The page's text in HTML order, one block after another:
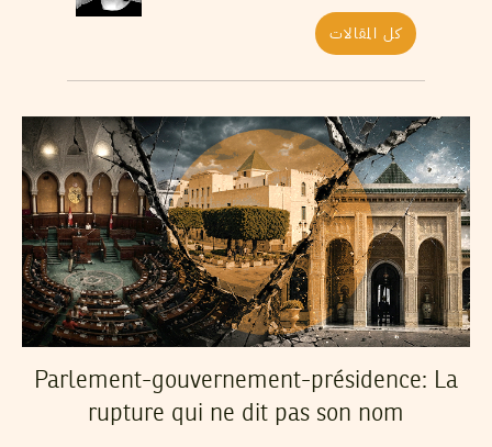
كل المقالات
Parlement-gouvernement-présidence: La
rupture qui ne dit pas son nom